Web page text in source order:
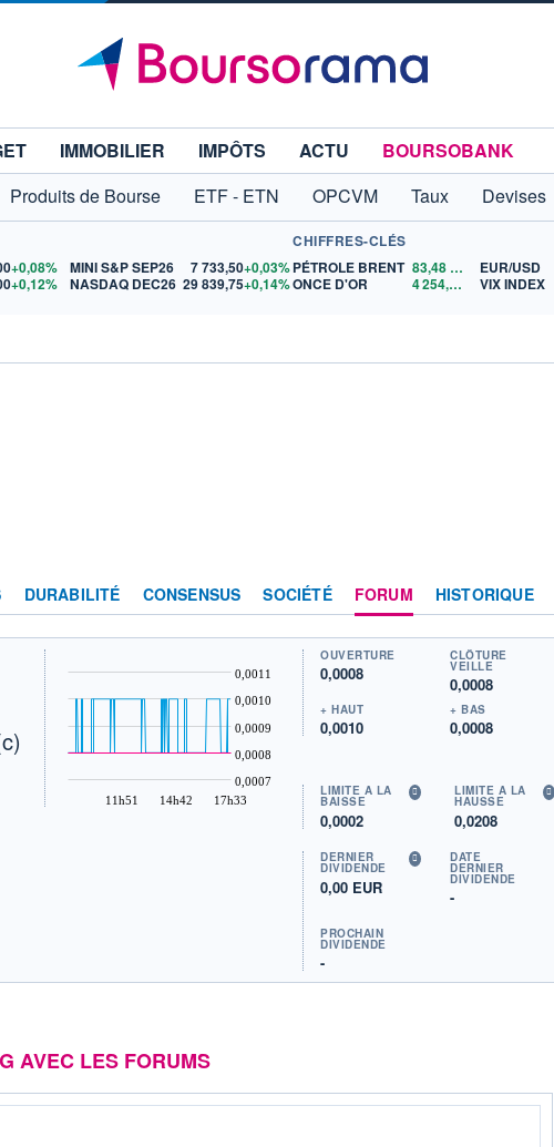
IMMOBILIER IMPÔTS ACTU
BOURSOBANK
Produits de Bourse ETF - ETN OPCVM Taux Devises
+0,08%
+0,12%
MINI S&P SEP26 7 733,50+0,03%
NASDAQ DEC26 29 839,75+0,14%
CHIFFRES-CLÉS
PÉTROLE BRENT 83,48
ONCE D'OR
4 254,70 $US
EUR/USD
VIX INDEX
DURABILITÉ CONSENSUS SOCIÉTÉ FORUM HISTORIQUE
11h51 14h42 17h33
0,0007
0,0008
0,0009
0,0010
0,0011
OUVERTURE
0,0008
CLÔTURE
VEILLE
0,0008
+ HAUT
0,0010
+ BAS
0,0008
LIMITE À LA
BAISSE
0,0002
LIMITE À LA
HAUSSE
0,0208
DERNIER
DIVIDENDE
0,00 EUR
DATE
DERNIER
DIVIDENDE
-
PROCHAIN
DIVIDENDE
-
AVEC LES FORUMS